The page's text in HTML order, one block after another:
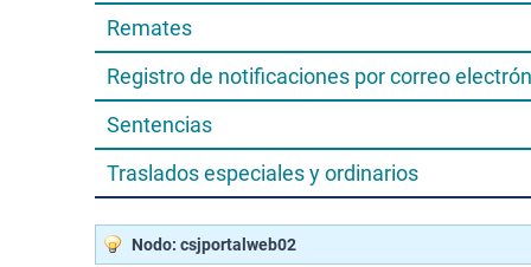
Remates
Registro de notificaciones por correo
Sentencias
Traslados especiales y ordinarios
Nodo: csjportalweb02